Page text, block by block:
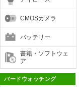
CMOSカメラ
バッテリー
書籍・ソフトウェ
ア
バードウォッチング